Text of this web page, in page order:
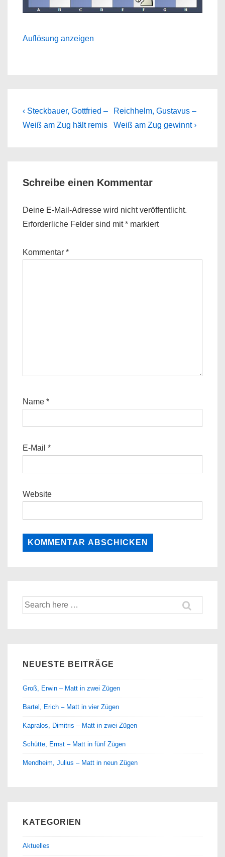
Auflösung anzeigen
Beitragsnavigation
Previous
Post
‹ Steckbauer, Gottfried –
Weiß am Zug hält remis
Next
Post
Reichhelm, Gustavus –
Weiß am Zug gewinnt ›
Schreibe einen Kommentar
Deine E-Mail-Adresse wird nicht veröffentlicht.
Erforderliche Felder sind mit* markiert
Kommentar *
Name *
E-Mail *
Website
Suche
nach:
NEUESTE BEITRÄGE
Groß, Erwin – Matt in zwei Zügen
Bartel, Erich – Matt in vier Zügen
Kapralos, Dimitris – Matt in zwei Zügen
Schütte, Ernst – Matt in fünf Zügen
Mendheim, Julius – Matt in neun Zügen
KATEGORIEN
Aktuelles